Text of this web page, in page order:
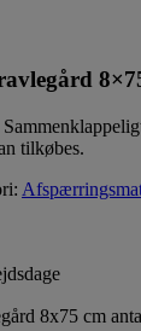
tilkøbes.
8x75 cm